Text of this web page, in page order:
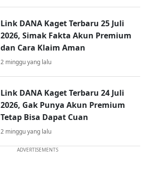
Link DANA Kaget Terbaru 25 Juli
2026, Simak Fakta Akun Premium
dan Cara Klaim Aman
2 minggu yang lalu
Link DANA Kaget Terbaru 24 Juli
2026, Gak Punya Akun Premium
Tetap Bisa Dapat Cuan
2 minggu yang lalu
ADVERTISEMENTS